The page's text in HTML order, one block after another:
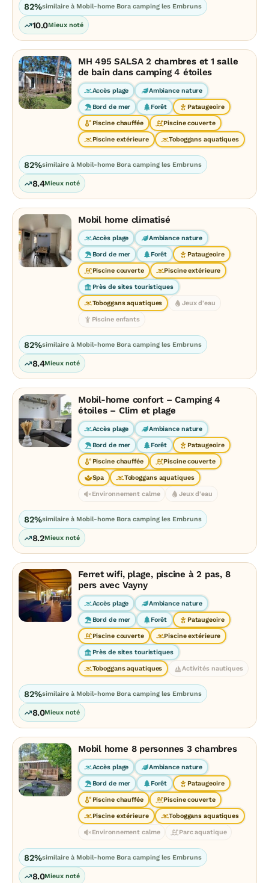
82%similaire à Mobil-home Bora camping les Embruns
10.0Mieux noté
MH 495 SALSA 2 chambres et 1 salle
de bain dans camping 4 étoiles
Accès plage Ambiance nature
Bord de mer Forêt Pataugeoire
Piscine chauffée Piscine couverte
Piscine extérieure Toboggans aquatiques
82%similaire à Mobil-home Bora camping les Embruns
8.4Mieux noté
Mobil home climatisé
Accès plage Ambiance nature
Bord de mer Forêt Pataugeoire
Piscine couverte Piscine extérieure
Près de sites touristiques
Toboggans aquatiques Jeux d'eau
Piscine enfants
82%similaire à Mobil-home Bora camping les Embruns
8.4Mieux noté
Mobil-home confort – Camping 4
étoiles – Clim et plage
Accès plage Ambiance nature
Bord de mer Forêt Pataugeoire
Piscine chauffée Piscine couverte
Spa Toboggans aquatiques
Environnement calme Jeux d'eau
82%similaire à Mobil-home Bora camping les Embruns
8.2Mieux noté
Ferret wifi, plage, piscine à 2 pas, 8
pers avec Vayny
Accès plage Ambiance nature
Bord de mer Forêt Pataugeoire
Piscine couverte Piscine extérieure
Près de sites touristiques
Toboggans aquatiques Activités nautiques
82%similaire à Mobil-home Bora camping les Embruns
8.0Mieux noté
Mobil home 8 personnes 3 chambres
Accès plage Ambiance nature
Bord de mer Forêt Pataugeoire
Piscine chauffée Piscine couverte
Piscine extérieure Toboggans aquatiques
Environnement calme Parc aquatique
82%similaire à Mobil-home Bora camping les Embruns
8.0Mieux noté